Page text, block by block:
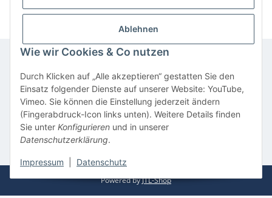
Ablehnen
Wie wir Cookies & Co nutzen
Durch Klicken auf „Alle akzeptieren“ gestatten Sie den
Einsatz folgender Dienste auf unserer Website: YouTube,
Vimeo. Sie können die Einstellung jederzeit ändern
(Fingerabdruck-Icon links unten). Weitere Details finden
Sie unter Konfigurieren und in unserer
Datenschutzerklärung.
Impressum Datenschutz
Informationen
Gesetzliche Informationen
Powered byJTL-Shop